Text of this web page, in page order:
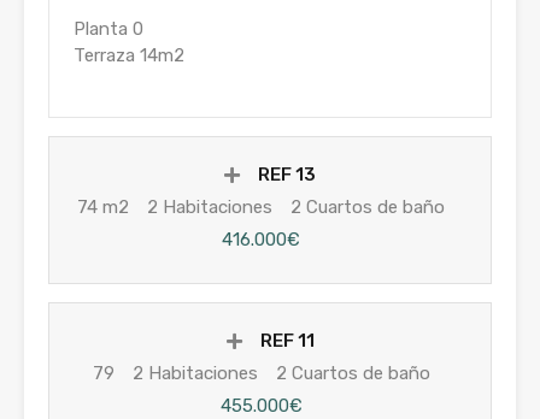
Planta 0
Terraza 14m2
REF 13
74 m2
2 Habitaciones
2 Cuartos de baño
416.000€
REF 11
79
2 Habitaciones
2 Cuartos de baño
455.000€